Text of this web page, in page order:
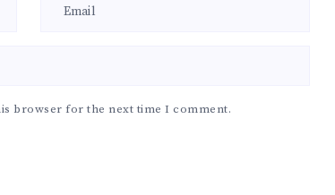
browser for the next time I comment.